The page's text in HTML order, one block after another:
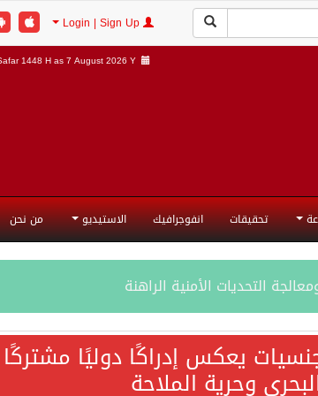
1448 H as7 August 2026 Y |
تحقيقات انفوجرافيك الاستيديو من نحن
التحديات الأمنية الراهنة
في أراضي فلسطين باطلة
يعكس إدراكًا دوليًا
وحرية الملاحة